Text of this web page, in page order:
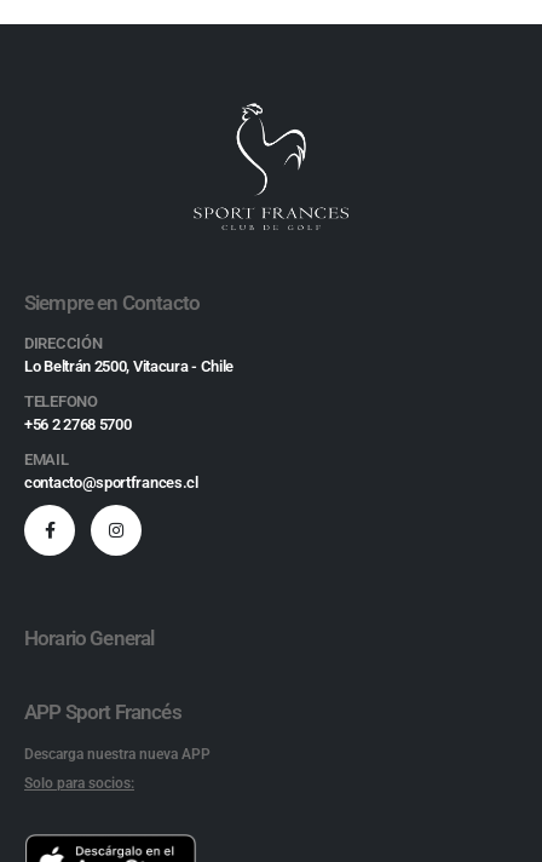
Siempre en Contacto
DIRECCIÓN
Lo Beltrán 2500, Vitacura - Chile
TELEFONO
+56 2 2768 5700
EMAIL
contacto@sportfrances.cl
Horario General
APP Sport Francés
Descarga nuestra nueva APP
Solo para socios: